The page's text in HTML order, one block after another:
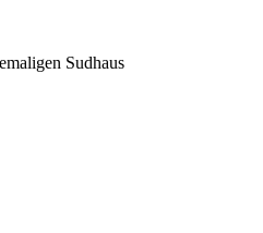
Sudhaus